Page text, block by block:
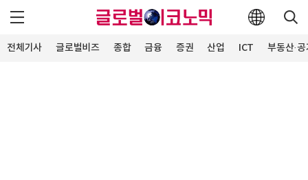
전체기사 글로벌비즈 종합 금융 증권 산업 ICT 부동산·